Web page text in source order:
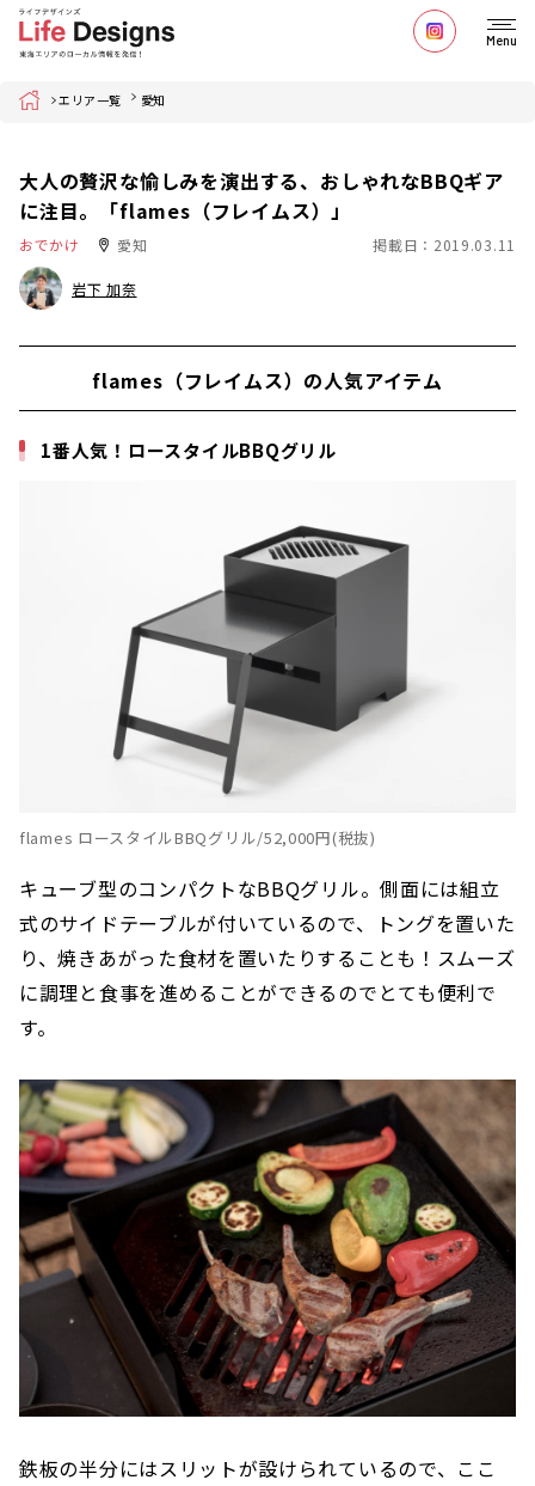
Menu
Home エリア一覧 愛知
大人の贅沢な愉しみを演出する、おしゃれなBBQギア
に注目。「flames（フレイムス）」
おでかけ 愛知 掲載日：2019.03.11
岩下 加奈
flames（フレイムス）の人気アイテム
1番人気！ロースタイルBBQグリル
flames ロースタイルBBQグリル/52,000円(税抜)
キューブ型のコンパクトなBBQグリル。側面には組立
式のサイドテーブルが付いているので、トングを置いた
り、焼きあがった食材を置いたりすることも！スムーズ
に調理と食事を進めることができるのでとても便利で
す。
鉄板の半分にはスリットが設けられているので、ここ